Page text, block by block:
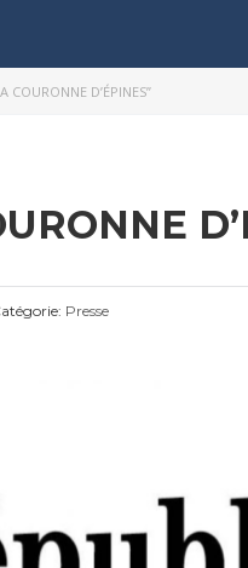
COURONNE D’ÉPINES”
Presse